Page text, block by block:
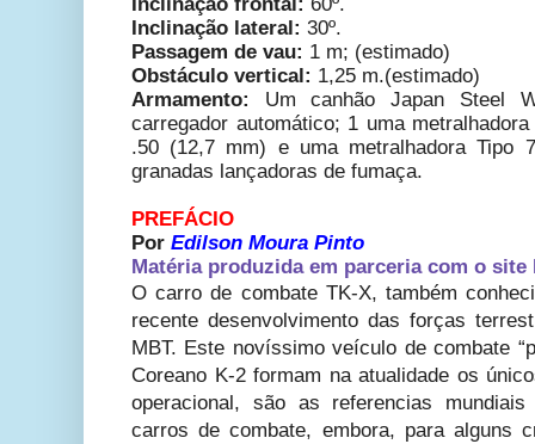
Inclinação lateral: 30º.
Passagem de vau: 1 m; (estimado)
Obstáculo vertical: 1,25 m.(estimado)
Armamento:
Um canhãoJapan Steel
carregador automático; 1 uma
.50 (12,7 mm) e uma metralhadora Tipo
granadas lançadoras de fumaça.
PREFÁCIO
Por Edilson Moura Pinto
Matéria produzida em parceria com o site
O carro de combate TK-X, também
recente desenvolvimento das forças
MBT. Este novíssimo veículo de combate
Coreano K-2 formam na atualidade os
operacional, são as referencias
carros de combate, embora, para alguns